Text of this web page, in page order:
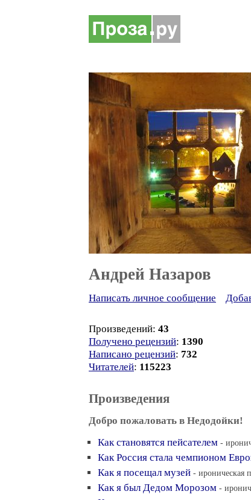
Андрей Назаров
Написать личное сообщение
Произведений: 43
Получено рецензий: 1390
Написано рецензий: 732
Читателей: 115223
Произведения
Добро пожаловать в Недодойки!
Как становятся пейсателем -
Как Россия стала чемпионом
Как я посещал музей - ироническая
Как я был Дедом Морозом -